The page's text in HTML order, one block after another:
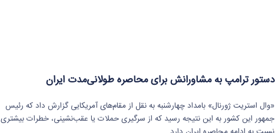
دستور ترامپ به مشاورانش برای محاصره طولانی‌مدت ایران
«وال استریت ژورنال» بامداد چهارشنبه به نقل از مقام‌های آمریکایی گزارش داد که رئیس
جمهور این کشور به این نتیجه رسید که از سرگیری حملات یا عقب‌نشینی، خطرات بیشتری